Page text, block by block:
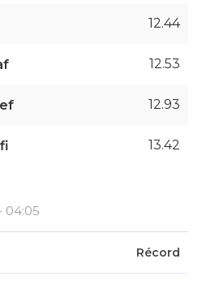
12.44
12.53
12.93
13.42
04:05
Récord